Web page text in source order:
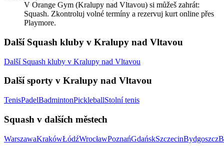
V Orange Gym (Kralupy nad Vltavou) si můžeš zahrát:
Squash. Zkontroluj volné termíny a rezervuj kurt online přes
Playmore.
Další Squash kluby v Kralupy nad Vltavou
Další Squash kluby v Kralupy nad Vltavou
Další sporty v Kralupy nad Vltavou
TenisPadelBadmintonPickleballStolní tenis
Squash v dalších městech
WarszawaKrakówŁódźWrocławPoznańGdańskSzczecinBydgoszcz